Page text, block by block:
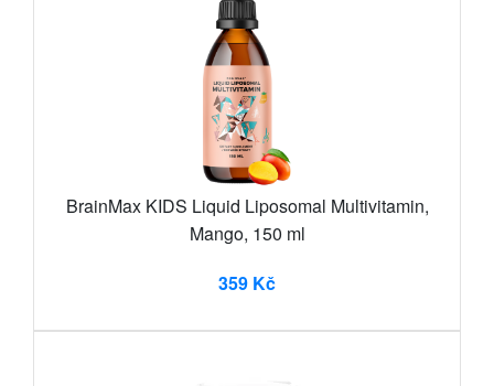
BrainMax KIDS Liquid Liposomal Multivitamin,
Mango, 150 ml
359 Kč